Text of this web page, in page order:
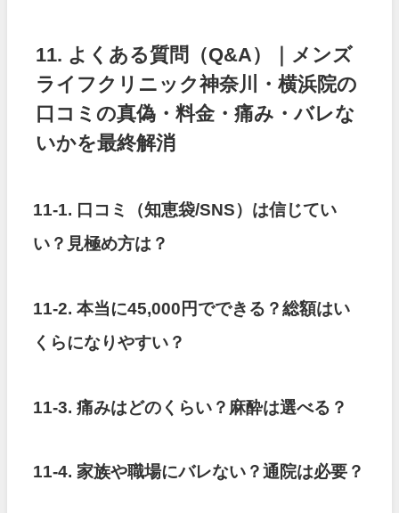
11. よくある質問（Q&A）｜メンズ
ライフクリニック神奈川・横浜院の
口コミの真偽・料金・痛み・バレな
いかを最終解消
11-1. 口コミ（知恵袋/SNS）は信じてい
い？見極め方は？
11-2. 本当に45,000円でできる？総額はい
くらになりやすい？
11-3. 痛みはどのくらい？麻酔は選べる？
11-4. 家族や職場にバレない？通院は必要？